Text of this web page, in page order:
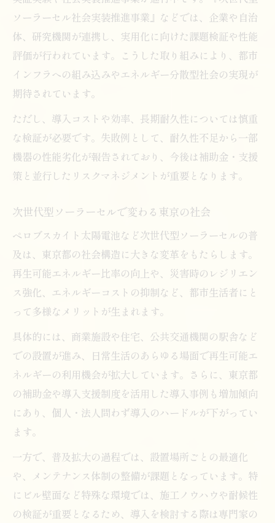
ソーラーセル社会実装推進事業』などでは、企業や自治
体、研究機関が連携し、実用化に向けた課題検証や性能
評価が行われています。こうした取り組みにより、都市
インフラへの組み込みやエネルギー分散型社会の実現が
期待されています。
ただし、導入コストや効率、長期耐久性については慎重
な検証が必要です。失敗例として、耐久性不足から一部
機器の性能劣化が報告されており、今後は補助金・支援
策と並行したリスクマネジメントが重要となります。
次世代型ソーラーセルで変わる東京の社会
ペロブスカイト太陽電池など次世代型ソーラーセルの普
及は、東京都の社会構造に大きな変革をもたらします。
再生可能エネルギー比率の向上や、災害時のレジリエン
ス強化、エネルギーコストの抑制など、都市生活者にと
って多様なメリットが生まれます。
具体的には、商業施設や住宅、公共交通機関の駅舎など
での設置が進み、日常生活のあらゆる場面で再生可能エ
ネルギーの利用機会が拡大しています。さらに、東京都
の補助金や導入支援制度を活用した導入事例も増加傾向
にあり、個人・法人問わず導入のハードルが下がってい
ます。
一方で、普及拡大の過程では、設置場所ごとの最適化
や、メンテナンス体制の整備が課題となっています。特
にビル壁面など特殊な環境では、施工ノウハウや耐候性
の検証が重要となるため、導入を検討する際は専門家の